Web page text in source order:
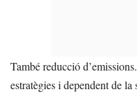
També reducció
estratègies i dependent de